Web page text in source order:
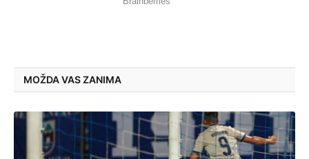
MOŽDA VAS ZANIMA